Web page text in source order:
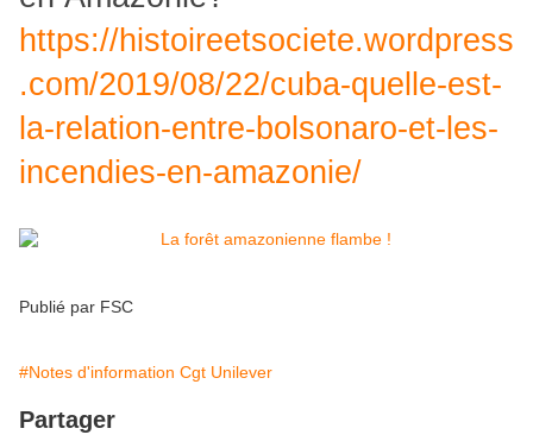
https://histoireetsociete.wordpress
.com/2019/08/22/cuba-quelle-est-
la-relation-entre-bolsonaro-et-les-
incendies-en-amazonie/
Publié par FSC
#Notes d'information Cgt Unilever
Partager